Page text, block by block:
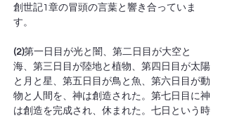
創世記1章の冒頭の言葉と響き合っていま
す。
(2)第一日目が光と闇、第二日目が大空と
海、第三日目が陸地と植物、第四日目が太陽
と月と星、第五日目が鳥と魚、第六日目が動
物と人間を、神は創造された。第七日目に神
は創造を完成され、休まれた。七日という時